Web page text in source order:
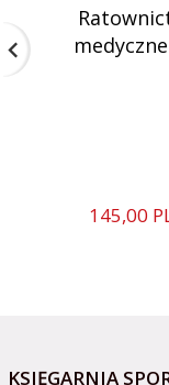
145,00
KSIĘGARNIA